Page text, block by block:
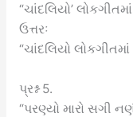
“ચાંદલિયો’
ઉત્તરઃ
“ચાંદલિયો
પ્રશ્ન 5.
“પરણ્યો મારો સગી